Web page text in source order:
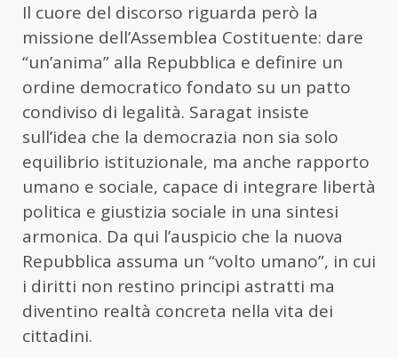
Il cuore del discorso riguarda però la
missione dell’Assemblea Costituente: dare
“un’anima” alla Repubblica e definire un
ordine democratico fondato su un patto
condiviso di legalità. Saragat insiste
sull’idea che la democrazia non sia solo
equilibrio istituzionale, ma anche rapporto
umano e sociale, capace di integrare libertà
politica e giustizia sociale in una sintesi
armonica. Da qui l’auspicio che la nuova
Repubblica assuma un “volto umano”, in cui
i diritti non restino principi astratti ma
diventino realtà concreta nella vita dei
cittadini.